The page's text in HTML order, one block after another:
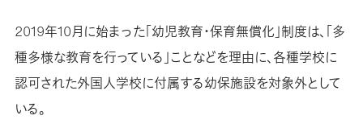
2019年10月に始まった「幼児教育・保育無償化」制度は、「多
種多様な教育を行っている」ことなどを理由に、各種学校に
認可された外国人学校に付属する幼保施設を対象外として
いる。